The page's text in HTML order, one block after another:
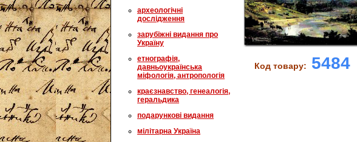
археологічні
дослідження
зарубіжні видання про
Україну
етнографія,
давньоукраїнська
міфологія, антропологія
краєзнавство, генеалогія,
геральдика
подарункові видання
мілітарна Україна
Код товару: 5484